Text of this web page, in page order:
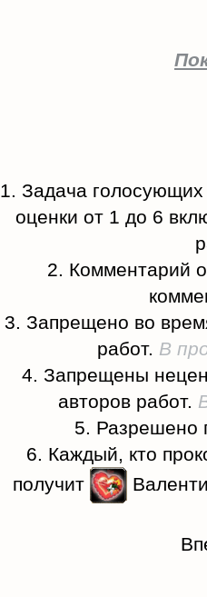
1. Задача
оценки от 1 до 6
2. Комментарий
3. Запрещено во
работ. В
4. Запрещены
авторов работ.
5. Разрешено
6. Каждый, кто
получит